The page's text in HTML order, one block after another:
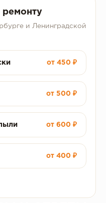
ремонту
и Ленинградской
от 450 ₽
от 500 ₽
от 600 ₽
от 400 ₽